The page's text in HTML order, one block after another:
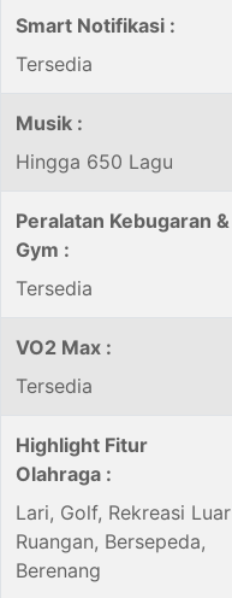
Smart Notifikasi :
Tersedia
Musik :
Hingga 650 Lagu
Peralatan Kebugaran &
Gym :
Tersedia
VO2 Max :
Tersedia
Highlight Fitur
Olahraga :
Lari, Golf, Rekreasi Luar
Ruangan, Bersepeda,
Berenang